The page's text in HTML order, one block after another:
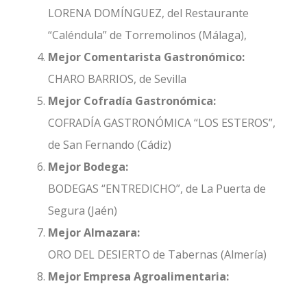
LORENA DOMÍNGUEZ, del Restaurante
“Caléndula” de Torremolinos (Málaga),
Mejor Comentarista Gastronómico:
CHARO BARRIOS, de Sevilla
Mejor Cofradía Gastronómica:
COFRADÍA GASTRONÓMICA “LOS ESTEROS”,
de San Fernando (Cádiz)
Mejor Bodega:
BODEGAS “ENTREDICHO”, de La Puerta de
Segura (Jaén)
Mejor Almazara:
ORO DEL DESIERTO de Tabernas (Almería)
Mejor Empresa Agroalimentaria: